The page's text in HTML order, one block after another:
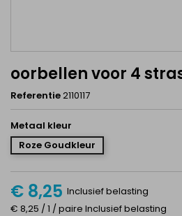
oorbellen voor 4
Referentie2110117
Metaal kleur
Roze Goudkleur
€ 8,25 Inclusief belasting
€ 8,25 / 1 / paire Inclusief belasting